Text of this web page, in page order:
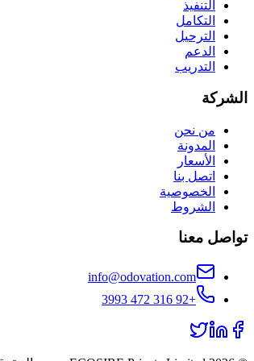
التنفيذ
التكامل
الترحيل
الدعم
التدريب
الشركة
من نحن
المدونة
الأسعار
اتصل بنا
الخصوصية
الشروط
تواصل معنا
info@odovation.com
+92 316 472 3993